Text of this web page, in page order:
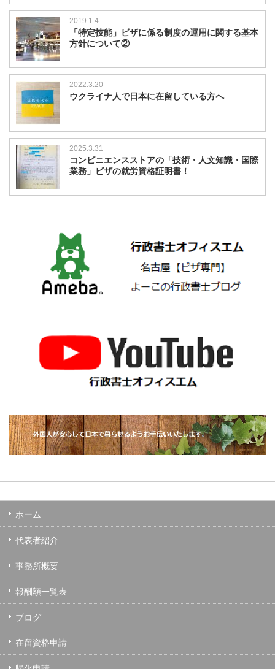
2019.1.4
「特定技能」ビザに係る制度の運用に関する基本
方針について②
2022.3.20
ウクライナ人で日本に在留している方へ
2025.3.31
コンビニエンスストアの「技術・人文知識・国際
業務」ビザの就労資格証明書！
ホーム
代表者紹介
事務所概要
報酬額一覧表
ブログ
在留資格申請